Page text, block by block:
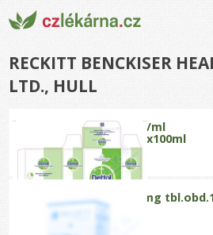
RECKITT BENCKISER
LTD., HULL
DETTOL 2mg/ml
drm.spr.sol.1x100ml
Nurofen 200mg